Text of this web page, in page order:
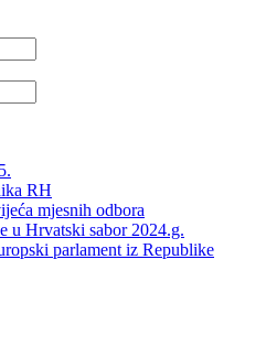
RH
mjesnih odbora
u Hrvatski sabor 2024.g.
parlament iz Republike